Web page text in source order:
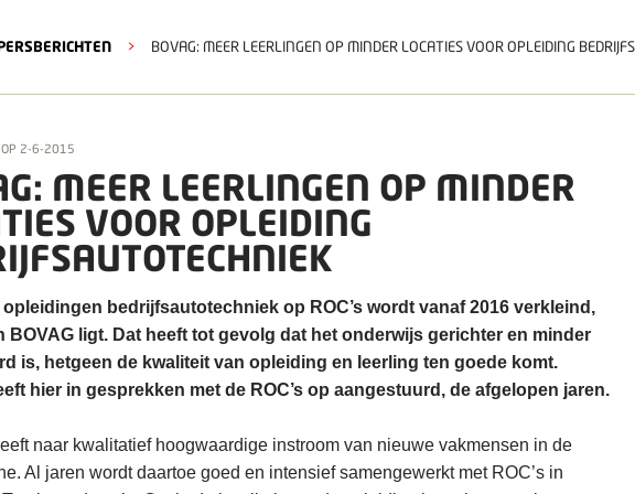
> BOVAG: MEER LEERLINGEN OP MINDER LOCATIES VOOR OPLEIDING
2-6-2015
MEER LEERLINGEN OP MINDER
VOOR OPLEIDING
opleidingen bedrijfsautotechniek op ROC’s wordt vanaf 2016 verkleind,
BOVAG ligt. Dat heeft tot gevolg dat het onderwijs gerichter en minder
is, hetgeen de kwaliteit van opleiding en leerling ten goede komt.
hier in gesprekken met de ROC’s op aangestuurd, de afgelopen jaren.
naar kwalitatief hoogwaardige instroom van nieuwe vakmensen in de
Al jaren wordt daartoe goed en intensief samengewerkt met ROC’s in